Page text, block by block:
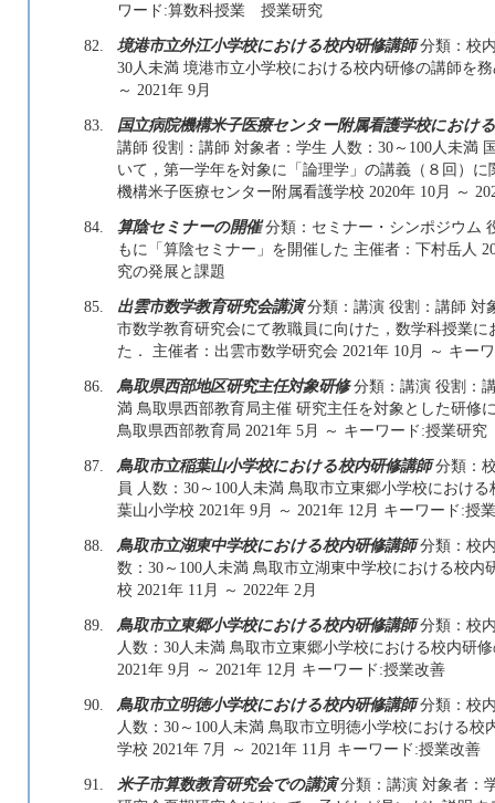
ワード:算数科授業 授業研究
82.
境港市立外江小学校における校内研修講師分類：校
30人未満 境港市立小学校における校内研修の講師を
～ 2021年 9月
83.
国立病院機構米子医療センター附属看護学校におけ
講師 役割：講師 対象者：学生 人数：30～100人未満
いて，第一学年を対象に「論理学」の講義（８回）
機構米子医療センター附属看護学校 2020年 10月 ～
84.
算陰セミナーの開催分類：セミナー・シンポジウム
もに「算陰セミナー」を開催した 主催者：下村岳人
究の発展と課題
85.
出雲市数学教育研究会講演分類：講演 役割：講師 対
市数学教育研究会にて教職員に向けた，数学科授業
た． 主催者：出雲市数学研究会 2021年 10月 ～ キ
86.
鳥取県西部地区研究主任対象研修分類：講演 役割：
満 鳥取県西部教育局主催 研究主任を対象とした研修
鳥取県西部教育局 2021年 5月 ～ キーワード:授業研
87.
鳥取市立稲葉山小学校における校内研修講師分類：
員 人数：30～100人未満 鳥取市立東郷小学校におけ
葉山小学校 2021年 9月 ～ 2021年 12月 キーワード:授
88.
鳥取市立湖東中学校における校内研修講師分類：校
数：30～100人未満 鳥取市立湖東中学校における校
校 2021年 11月 ～ 2022年 2月
89.
鳥取市立東郷小学校における校内研修講師分類：校
人数：30人未満 鳥取市立東郷小学校における校内研
2021年 9月 ～ 2021年 12月 キーワード:授業改善
90.
鳥取市立明徳小学校における校内研修講師分類：校
人数：30～100人未満 鳥取市立明徳小学校における
学校 2021年 7月 ～ 2021年 11月 キーワード:授業改善
91.
米子市算数教育研究会での講演分類：講演 対象者：